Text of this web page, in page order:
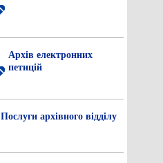
Архів електронних
петицій
Послуги архівного відділу